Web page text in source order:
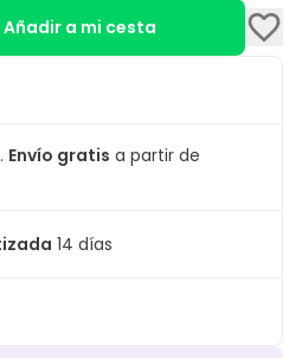
Añadir a mi cesta
. Envío gratis a partir de
14 días